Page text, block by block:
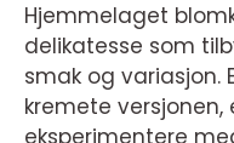
Hjemmelaget
delikatesse som
smak og variasjon.
kremete versjonen,